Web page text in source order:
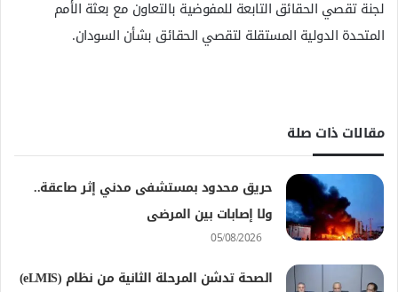
لجنة تقصي الحقائق التابعة للمفوضية بالتعاون مع بعثة الأمم
المتحدة الدولية المستقلة لتقصي الحقائق بشأن السودان.
مقالات ذات صلة
حريق محدود بمستشفى مدني إثر صاعقة..
ولا إصابات بين المرضى
05/08/2026
الصحة تدشن المرحلة الثانية من نظام (eLMIS)